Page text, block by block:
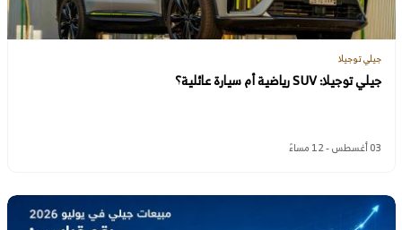
جيلي توجيلا
جيلي توجيلا: SUV رياضية أم سيارة عائلية؟
03 أغسطس - 12 مساءً